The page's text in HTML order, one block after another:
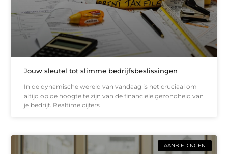
Jouw sleutel tot slimme bedrijfsbeslissingen
In de dynamische wereld van vandaag is het cruciaal om
altijd op de hoogte te zijn van de financiële gezondheid van
je bedrijf. Realtime cijfers
AANBIEDINGEN